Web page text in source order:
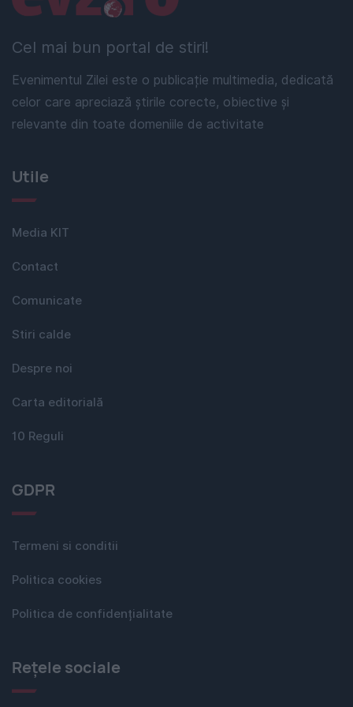
Cel mai bun portal de stiri!
Evenimentul Zilei este o publicație multimedia, dedicată
celor care apreciază știrile corecte, obiective și
relevante din toate domeniile de activitate
Utile
Media KIT
Contact
Comunicate
Stiri calde
Despre noi
Carta editorială
10 Reguli
GDPR
Termeni si conditii
Politica cookies
Politica de confidențialitate
Rețele sociale